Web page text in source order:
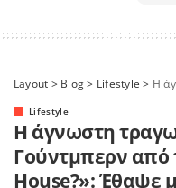
Layout > Blog> Lifestyle > Η άγνωστη
Lifestyle
Η άγνωστη
Γούντμπερν από
House?»: Έθαψε